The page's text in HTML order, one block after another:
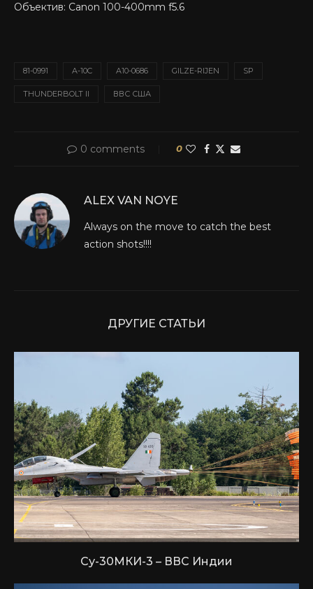
Объектив: Canon 100-400mm f5.6
81-0991 A-10C A10-0686 GILZE-RIJEN SP
THUNDERBOLT II ВВС США
0 comments 0
ALEX VAN NOYE
Always on the move to catch the best
action shots!!!!
ДРУГИЕ СТАТЬИ
Су-30МКИ-3 – ВВС Индии